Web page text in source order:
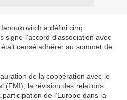
a défini cinq
signe l'accord d'association avec
censé adhérer au sommet de
de la coopération avec le
(FMI), la révision des relations
de l’Europe dans la